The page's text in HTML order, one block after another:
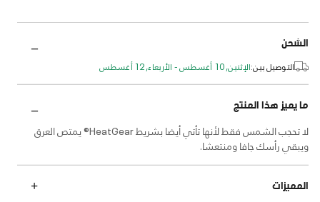
الشحن
التوصيل بين:الإثنين, 10 أغسطس - الأربعاء, 12 أغسطس
ما يميز هذا المنتج
لا تحجب الشمس فقط لأنها تأتي أيضا بشريط HeatGear® يمتص العرق
ويبقي رأسك جافا ومنتعشا.
المميزات